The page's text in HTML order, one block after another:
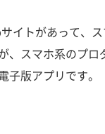
イトがあって、
、スマホ系のプ
版アプリです。